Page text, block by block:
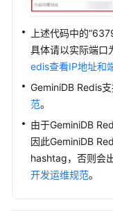
Redisson
连
接
GeminiDB
例
通
过
上述代码中的
具体请以实际端口
edis查看IP地址和
GeminiDB Redis
范。
由于GeminiDB
因此GeminiDB
hashtag，否则会
开发运维规范。